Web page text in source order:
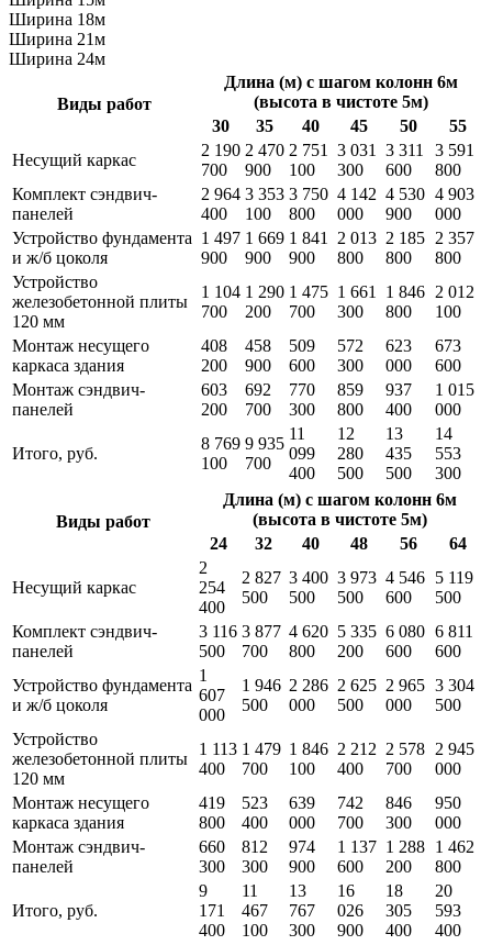
Ширина 18м
Ширина 21м
Ширина 24м
Виды работ
Длина (м) с шагом колонн 6м
(высота в чистоте 5м)
30
35 40 45 50
55
Несущий каркас
2 190
700
2 470
900
2 751
100
3 031
300
3 311
600
3 591
800
Комплект сэндвич-
панелей
2 964
400
3 353
100
3 750
800
4 142
000
4 530
900
4 903
000
Устройство фундамента
и ж/б цоколя
1 497
900
1 669
900
1 841
900
2 013
800
2 185
800
2 357
800
Устройство
железобетонной плиты
120 мм
1 104
700
1 290
200
1 475
700
1 661
300
1 846
800
2 012
100
Монтаж несущего
каркаса здания
408
200
458
900
509
600
572
300
623
000
673
600
Монтаж сэндвич-
панелей
603
200
692
700
770
300
859
800
937
400
1 015
000
Итого, руб.
8 769
100
9 935
700
11
099
400
12
280
500
13
435
500
14
553
300
Виды работ
Длина (м) с шагом колонн 6м
(высота в чистоте 5м)
24
32 40 48 56 64
Несущий каркас
2
254
400
2 827
500
3 400
500
3 973
500
4 546
600
5 119
500
Комплект сэндвич-
панелей
3 116
500
3 877
700
4 620
800
5 335
200
6 080
600
6 811
600
Устройство фундамента
и ж/б цоколя
1
607
000
1 946
500
2 286
000
2 625
500
2 965
000
3 304
500
Устройство
железобетонной плиты
120 мм
1 113
400
1 479
700
1 846
100
2 212
400
2 578
700
2 945
000
Монтаж несущего
каркаса здания
419
800
523
400
639
000
742
700
846
300
950
000
Монтаж сэндвич-
панелей
660
300
812
300
974
900
1 137
600
1 288
200
1 462
800
Итого, руб.
9
171
400
11
467
100
13
767
300
16
026
900
18
305
400
20
593
400